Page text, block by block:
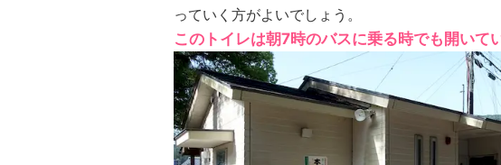
っていく方がよいでしょう。
このトイレは朝7時のバスに乗る時でも開いて